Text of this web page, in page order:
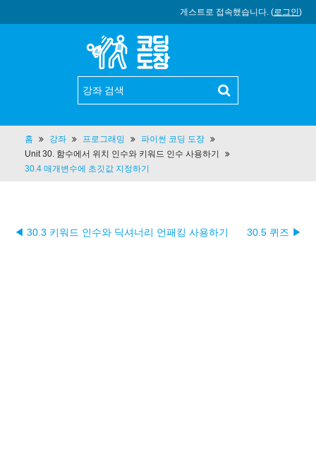
게스트로 접속했습니다. (로그인)
홈 강좌 프로그래밍
파이썬 코딩 도장
Unit 30. 함수에서 위치 인수와 키워드 인수 사용하기
30.4 매개변수에 초깃값 지정하기
◀ 30.3 키워드 인수와 딕셔너리 언패킹 사용하기 30.5 퀴즈 ▶︎